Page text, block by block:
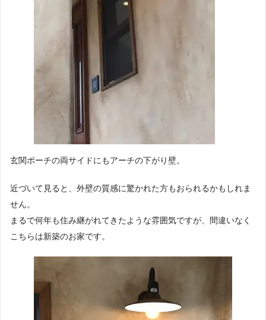
玄関ポーチの両サイドにもアーチの下がり壁。
近づいて見ると、外壁の質感に驚かれた方もおられるかもしれま
せん。
まるで何年も住み継がれてきたような雰囲気ですが、間違いなく
こちらは新築のお家です。